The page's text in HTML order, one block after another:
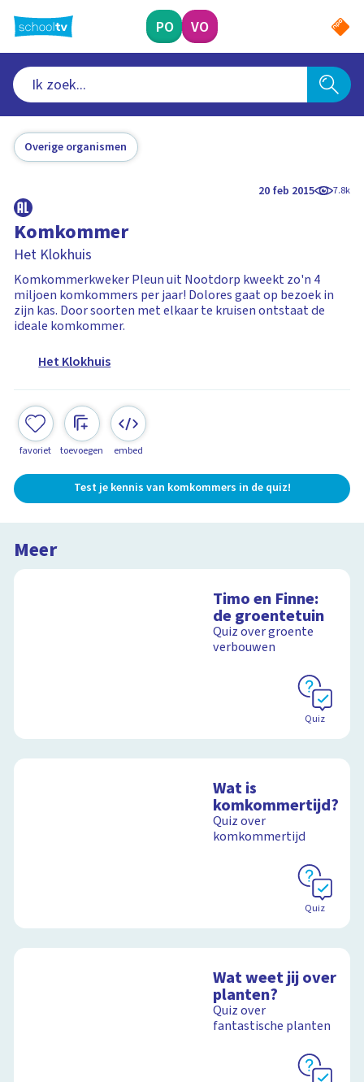
naar
hoofdinhoud
PO VO
Overige organismen
20 feb 2015 7.8k
Komkommer
Het Klokhuis
Komkommerkweker Pleun uit Nootdorp kweekt zo'n 4
miljoen komkommers per jaar! Dolores gaat op bezoek in
zijn kas. Door soorten met elkaar te kruisen ontstaat de
ideale komkommer.
Het Klokhuis
favoriet toevoegen embed
Test je kennis van komkommers in de quiz!
Meer
Timo en Finne:
de groentetuin
Quiz over groente
verbouwen
Quiz
Wat is
komkommertijd?
Quiz over
komkommertijd
Quiz
Wat weet jij over
planten?
Quiz over
fantastische planten